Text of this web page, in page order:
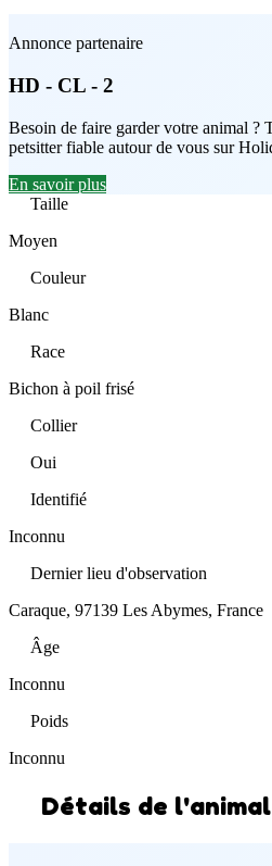
Annonce partenaire
HD - CL - 2
Besoin de faire garder votre animal ?
petsitter fiable autour de vous sur
En savoir plus
Taille
Moyen
Couleur
Blanc
Race
Bichon à poil frisé
Collier
Oui
Identifié
Inconnu
Dernier lieu d'observation
Caraque, 97139 Les Abymes, France
Âge
Inconnu
Poids
Inconnu
Détails de l'animal